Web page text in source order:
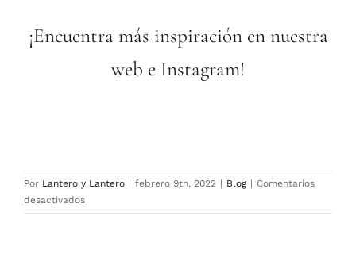
¡Encuentra más inspiración en nuestra
web e Instagram!
Por Lantero y Lantero | febrero 9th, 2022 | Blog | Comentarios
desactivadosen